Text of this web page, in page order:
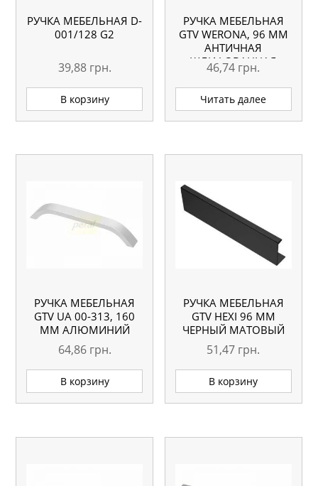
РУЧКА МЕБЕЛЬНАЯ D-
001/128 G2
39,88 грн.
В корзину
РУЧКА МЕБЕЛЬНАЯ
GTV WERONA, 96 ММ
АНТИЧНАЯ
ШЛИФОВАННАЯ
ЛАТУНЬ
46,74 грн.
Читать далее
РУЧКА МЕБЕЛЬНАЯ
GTV UA 00-313, 160
ММ АЛЮМИНИЙ
64,86 грн.
В корзину
РУЧКА МЕБЕЛЬНАЯ
GTV HEXI 96 ММ
ЧЕРНЫЙ МАТОВЫЙ
51,47 грн.
В корзину